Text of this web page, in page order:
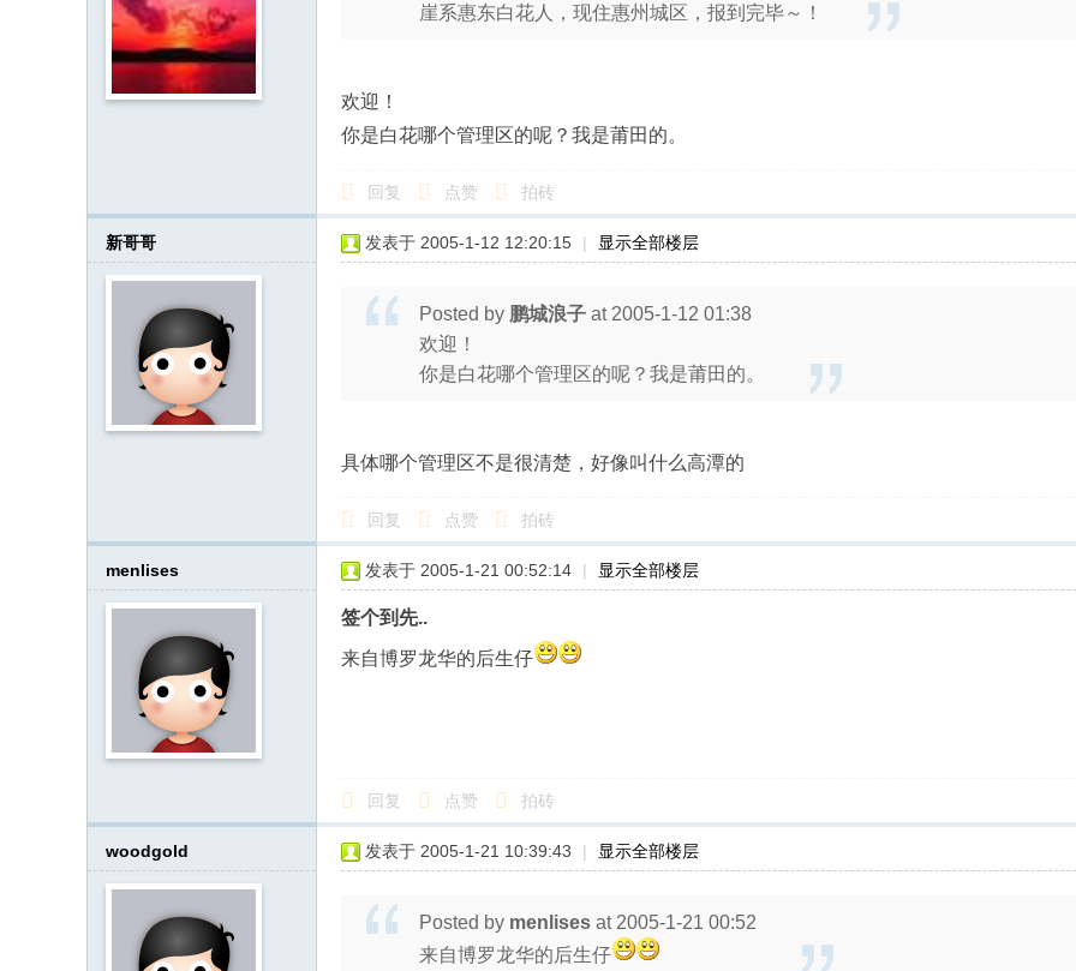
崖系惠东白花人，现住惠州城区，报到完毕～！
欢迎！
你是白花哪个管理区的呢？我是莆田的。
回复 点赞 拍砖
新哥哥 发表于 2005-1-12 12:20:15 | 显示全部楼层
Posted by 鹏城浪子 at 2005-1-12 01:38
欢迎！
你是白花哪个管理区的呢？我是莆田的。
具体哪个管理区不是很清楚，好像叫什么高潭的
回复 点赞 拍砖
menlises 发表于 2005-1-21 00:52:14 | 显示全部楼层
签个到先..
来自博罗龙华的后生仔
回复 点赞 拍砖
woodgold 发表于 2005-1-21 10:39:43 | 显示全部楼层
Posted by menlises at 2005-1-21 00:52
来自博罗龙华的后生仔